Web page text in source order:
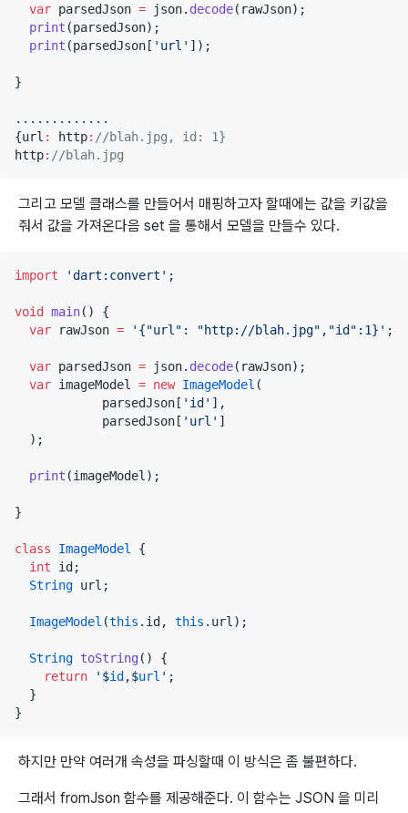
var parsedJson = json. decode(rawJson);
print (parsedJson);
print (parsedJson[ 'url' ]);
}
.............
{url : http: //blah.jpg, id: 1}
http: //blah.jpg
그리고 모델 클래스를 만들어서 매핑하고자 할때에는 값을 키값을
줘서 값을 가져온다음 set 을 통해서 모델을 만들수 있다.
import 'dart:convert' ;
void main() {
var rawJson = '{"url": "http://blah.jpg","id":1}' ;
var parsedJson = json. decode(rawJson);
var imageModel = new ImageModel (
            parsedJson[
'id' ],
            parsedJson[
'url' ]
  );
print (imageModel);
}
class ImageModel
{
int id;
String url;
ImageModel (this .id, this .url);
String toString () {
return
'$id ,$url ' ;
  }
}
하지만 만약 여러개 속성을 파싱할때 이 방식은 좀 불편하다.
그래서 fromJson 함수를 제공해준다. 이 함수는 JSON 을 미리